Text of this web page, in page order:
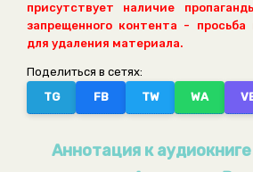
присутствует наличие
запрещенного контента - просьба
для удаления материала.
Поделиться в сетях:
TG
FB TW WA
Аннотация к аудиокниге